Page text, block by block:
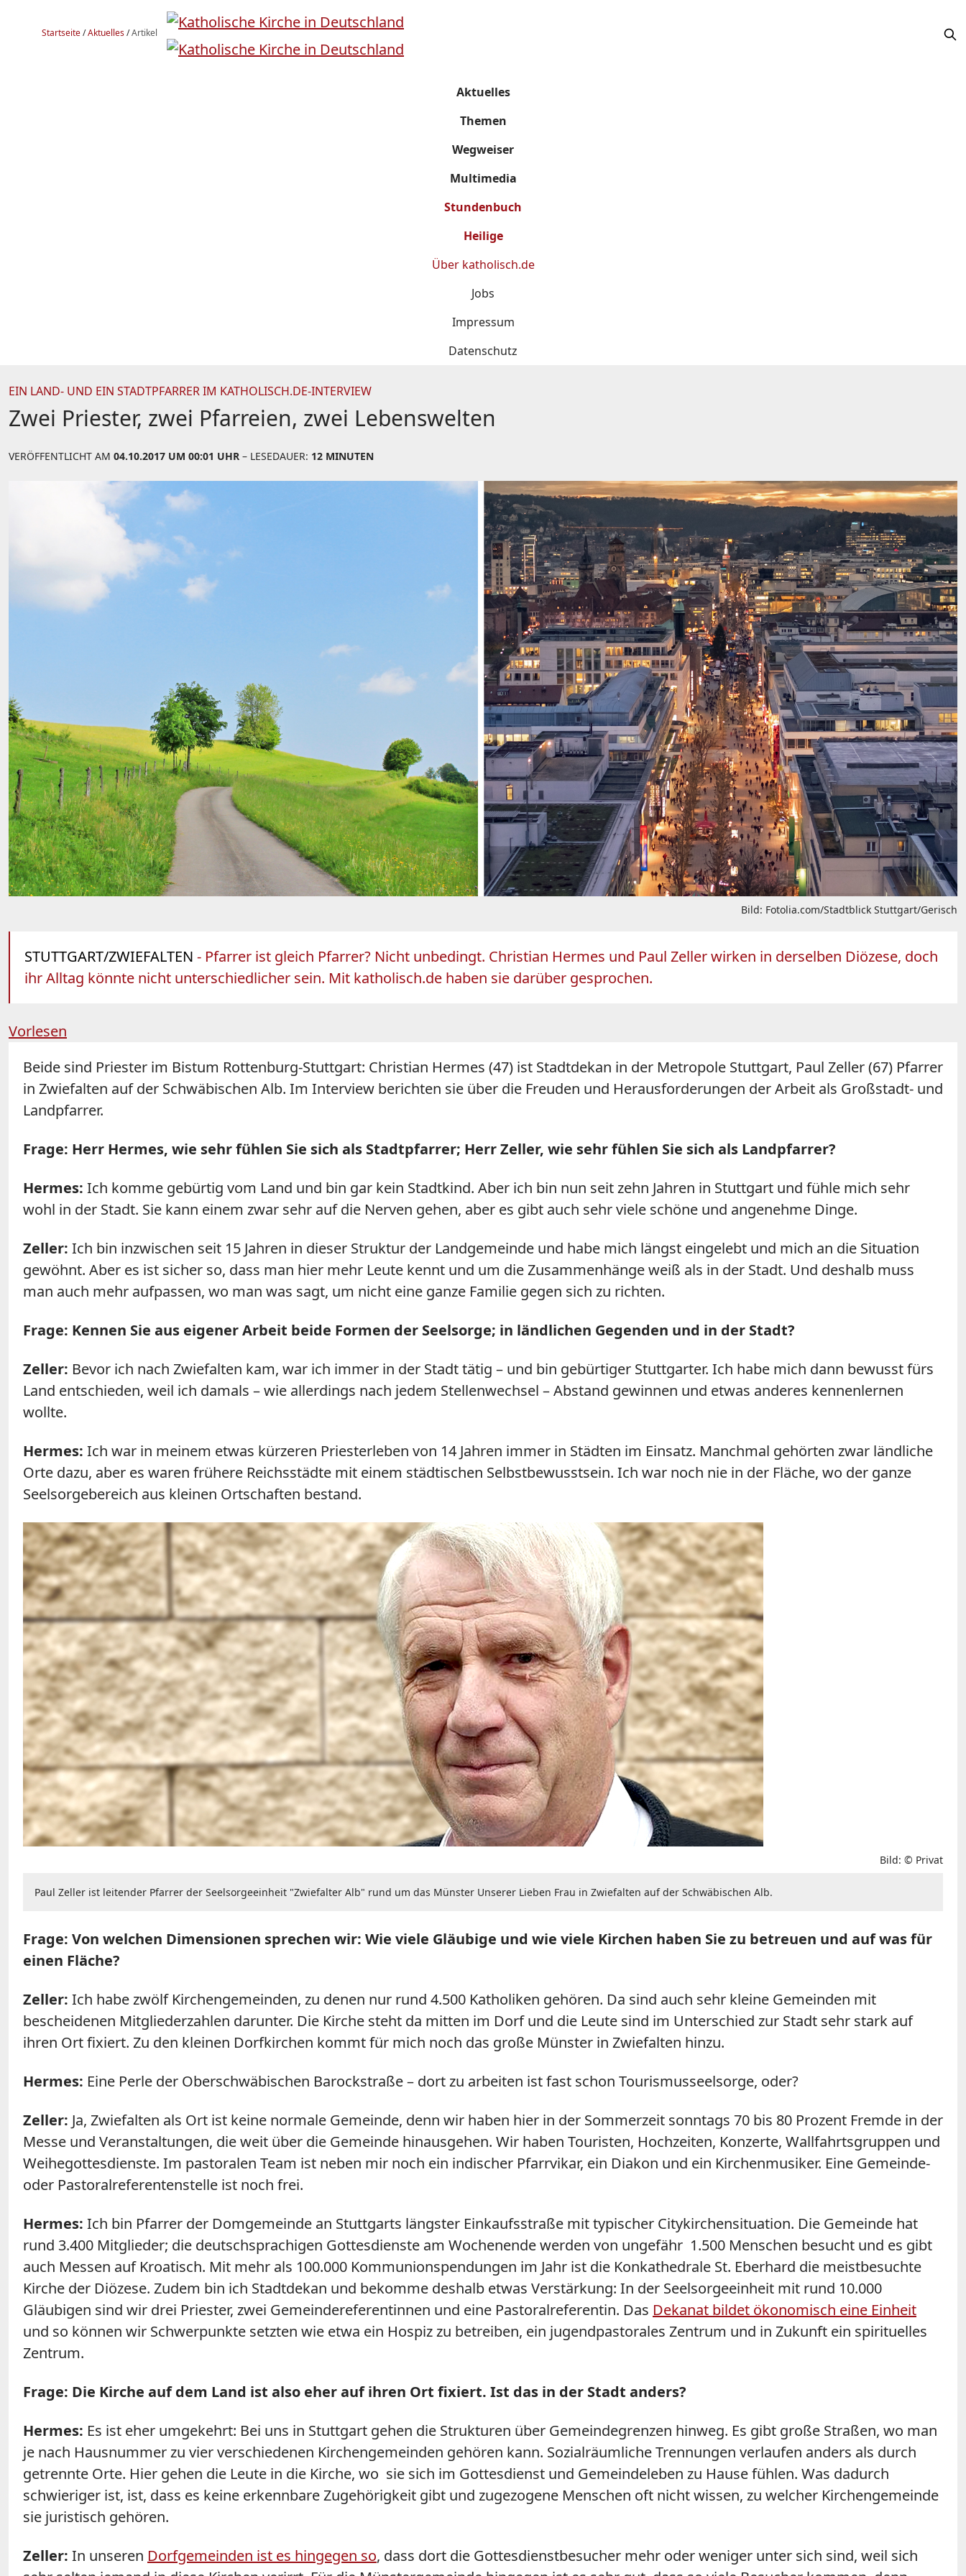
Startseite/Aktuelles/Artikel
Aktuelles
Themen
Wegweiser
Multimedia
Stundenbuch
Heilige
Über katholisch.de
Jobs
Impressum
Datenschutz
EIN LAND- UND EIN STADTPFARRER IM KATHOLISCH.DE-INTERVIEW
Zwei Priester, zwei Pfarreien, zwei Lebenswelten
VERÖFFENTLICHT AM 04.10.2017 UM 00:01 UHR – LESEDAUER: 12 MINUTEN
Bild: Fotolia.com/Stadtblick Stuttgart/Gerisch
STUTTGART/ZWIEFALTEN - Pfarrer ist gleich Pfarrer? Nicht unbedingt. Christian Hermes und Paul Zeller wirken in derselben Diözese, doch
ihr Alltag könnte nicht unterschiedlicher sein. Mit katholisch.de haben sie darüber gesprochen.
Vorlesen
Beide sind Priester im Bistum Rottenburg-Stuttgart: Christian Hermes (47) ist Stadtdekan in der Metropole Stuttgart, Paul Zeller (67) Pfarrer
in Zwiefalten auf der Schwäbischen Alb. Im Interview berichten sie über die Freuden und Herausforderungen der Arbeit als Großstadt- und
Landpfarrer.
Frage: Herr Hermes, wie sehr fühlen Sie sich als Stadtpfarrer; Herr Zeller, wie sehr fühlen Sie sich als Landpfarrer?
Hermes: Ich komme gebürtig vom Land und bin gar kein Stadtkind. Aber ich bin nun seit zehn Jahren in Stuttgart und fühle mich sehr
wohl in der Stadt. Sie kann einem zwar sehr auf die Nerven gehen, aber es gibt auch sehr viele schöne und angenehme Dinge.
Zeller: Ich bin inzwischen seit 15 Jahren in dieser Struktur der Landgemeinde und habe mich längst eingelebt und mich an die Situation
gewöhnt. Aber es ist sicher so, dass man hier mehr Leute kennt und um die Zusammenhänge weiß als in der Stadt. Und deshalb muss
man auch mehr aufpassen, wo man was sagt, um nicht eine ganze Familie gegen sich zu richten.
Frage: Kennen Sie aus eigener Arbeit beide Formen der Seelsorge; in ländlichen Gegenden und in der Stadt?
Zeller: Bevor ich nach Zwiefalten kam, war ich immer in der Stadt tätig – und bin gebürtiger Stuttgarter. Ich habe mich dann bewusst fürs
Land entschieden, weil ich damals – wie allerdings nach jedem Stellenwechsel – Abstand gewinnen und etwas anderes kennenlernen
wollte.
Hermes: Ich war in meinem etwas kürzeren Priesterleben von 14 Jahren immer in Städten im Einsatz. Manchmal gehörten zwar ländliche
Orte dazu, aber es waren frühere Reichsstädte mit einem städtischen Selbstbewusstsein. Ich war noch nie in der Fläche, wo der ganze
Seelsorgebereich aus kleinen Ortschaften bestand.
Bild: © Privat
Paul Zeller ist leitender Pfarrer der Seelsorgeeinheit "Zwiefalter Alb" rund um das Münster Unserer Lieben Frau in Zwiefalten auf der Schwäbischen Alb.
Frage: Von welchen Dimensionen sprechen wir: Wie viele Gläubige und wie viele Kirchen haben Sie zu betreuen und auf was für
einen Fläche?
Zeller: Ich habe zwölf Kirchengemeinden, zu denen nur rund 4.500 Katholiken gehören. Da sind auch sehr kleine Gemeinden mit
bescheidenen Mitgliederzahlen darunter. Die Kirche steht da mitten im Dorf und die Leute sind im Unterschied zur Stadt sehr stark auf
ihren Ort fixiert. Zu den kleinen Dorfkirchen kommt für mich noch das große Münster in Zwiefalten hinzu.
Hermes: Eine Perle der Oberschwäbischen Barockstraße – dort zu arbeiten ist fast schon Tourismusseelsorge, oder?
Zeller: Ja, Zwiefalten als Ort ist keine normale Gemeinde, denn wir haben hier in der Sommerzeit sonntags 70 bis 80 Prozent Fremde in der
Messe und Veranstaltungen, die weit über die Gemeinde hinausgehen. Wir haben Touristen, Hochzeiten, Konzerte, Wallfahrtsgruppen und
Weihegottesdienste. Im pastoralen Team ist neben mir noch ein indischer Pfarrvikar, ein Diakon und ein Kirchenmusiker. Eine Gemeinde-
oder Pastoralreferentenstelle ist noch frei.
Hermes: Ich bin Pfarrer der Domgemeinde an Stuttgarts längster Einkaufsstraße mit typischer Citykirchensituation. Die Gemeinde hat
rund 3.400 Mitglieder; die deutschsprachigen Gottesdienste am Wochenende werden von ungefähr 1.500 Menschen besucht und es gibt
auch Messen auf Kroatisch. Mit mehr als 100.000 Kommunionspendungen im Jahr ist die Konkathedrale St. Eberhard die meistbesuchte
Kirche der Diözese. Zudem bin ich Stadtdekan und bekomme deshalb etwas Verstärkung: In der Seelsorgeeinheit mit rund 10.000
Gläubigen sind wir drei Priester, zwei Gemeindereferentinnen und eine Pastoralreferentin. Das Dekanat bildet ökonomisch eine Einheit
und so können wir Schwerpunkte setzten wie etwa ein Hospiz zu betreiben, ein jugendpastorales Zentrum und in Zukunft ein spirituelles
Zentrum.
Frage: Die Kirche auf dem Land ist also eher auf ihren Ort fixiert. Ist das in der Stadt anders?
Hermes: Es ist eher umgekehrt: Bei uns in Stuttgart gehen die Strukturen über Gemeindegrenzen hinweg. Es gibt große Straßen, wo man
je nach Hausnummer zu vier verschiedenen Kirchengemeinden gehören kann. Sozialräumliche Trennungen verlaufen anders als durch
getrennte Orte. Hier gehen die Leute in die Kirche, wo sie sich im Gottesdienst und Gemeindeleben zu Hause fühlen. Was dadurch
schwieriger ist, ist, dass es keine erkennbare Zugehörigkeit gibt und zugezogene Menschen oft nicht wissen, zu welcher Kirchengemeinde
sie juristisch gehören.
Zeller: In unseren Dorfgemeinden ist es hingegen so, dass dort die Gottesdienstbesucher mehr oder weniger unter sich sind, weil sich